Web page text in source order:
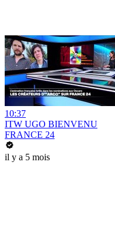
10:37
ITW UGO BIENVENU
FRANCE 24
il y a 5 mois